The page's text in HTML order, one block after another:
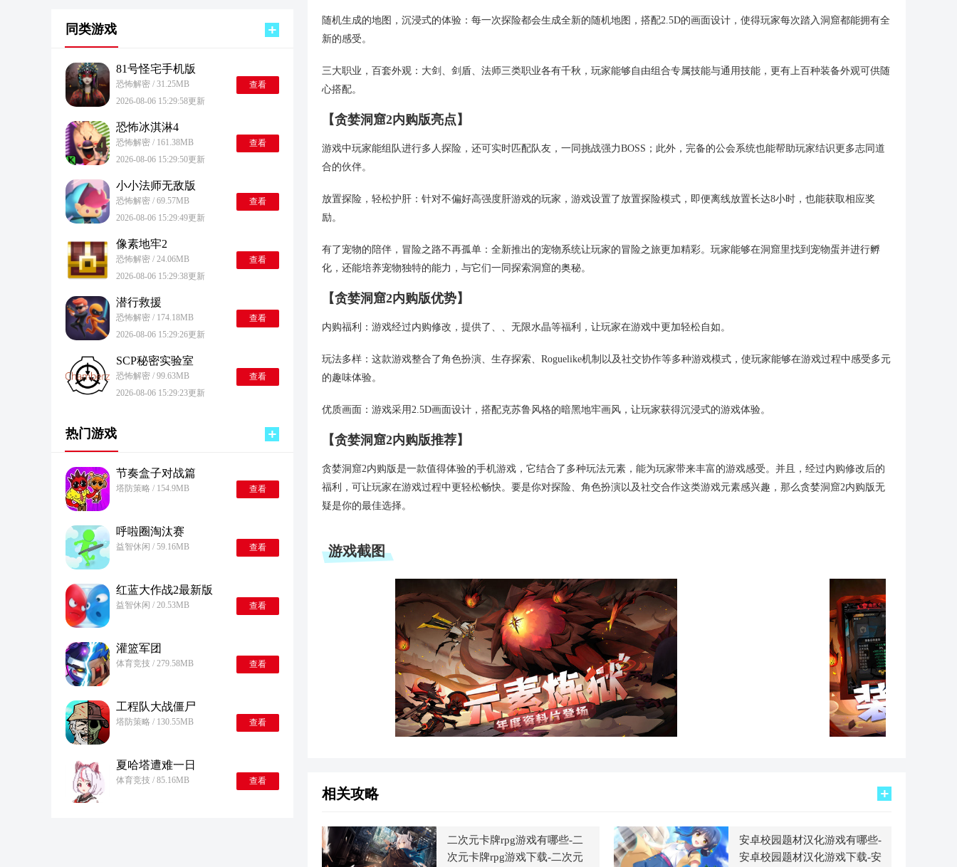
同类游戏
81号怪宅手机版
恐怖解密 / 31.25MB
2026-08-06 15:29:58更新
查看
恐怖冰淇淋4
恐怖解密 / 161.38MB
2026-08-06 15:29:50更新
查看
小小法师无敌版
恐怖解密 / 69.57MB
2026-08-06 15:29:49更新
查看
像素地牢2
恐怖解密 / 24.06MB
2026-08-06 15:29:38更新
查看
潜行救援
恐怖解密 / 174.18MB
2026-08-06 15:29:26更新
查看
SCP秘密实验室
恐怖解密 / 99.63MB
2026-08-06 15:29:23更新
查看
热门游戏
节奏盒子对战篇
塔防策略 / 154.9MB 查看
呼啦圈淘汰赛
益智休闲 / 59.16MB 查看
红蓝大作战2最新版
益智休闲 / 20.53MB 查看
灌篮军团
体育竞技 / 279.58MB 查看
工程队大战僵尸
塔防策略 / 130.55MB 查看
夏哈塔遭难一日
体育竞技 / 85.16MB 查看
随机生成的地图，沉浸式的体验：每一次探险都会生成全新的随机地图，搭配2.5D的画面设计，使得玩家每次踏入洞窟都能拥有全
新的感受。
三大职业，百套外观：大剑、剑盾、法师三类职业各有千秋，玩家能够自由组合专属技能与通用技能，更有上百种装备外观可供随
心搭配。
【贪婪洞窟2内购版亮点】
游戏中玩家能组队进行多人探险，还可实时匹配队友，一同挑战强力BOSS；此外，完备的公会系统也能帮助玩家结识更多志同道
合的伙伴。
放置探险，轻松护肝：针对不偏好高强度肝游戏的玩家，游戏设置了放置探险模式，即便离线放置长达8小时，也能获取相应奖
励。
有了宠物的陪伴，冒险之路不再孤单：全新推出的宠物系统让玩家的冒险之旅更加精彩。玩家能够在洞窟里找到宠物蛋并进行孵
化，还能培养宠物独特的能力，与它们一同探索洞窟的奥秘。
【贪婪洞窟2内购版优势】
内购福利：游戏经过内购修改，提供了、、无限水晶等福利，让玩家在游戏中更加轻松自如。
玩法多样：这款游戏整合了角色扮演、生存探索、Roguelike机制以及社交协作等多种游戏模式，使玩家能够在游戏过程中感受多元
的趣味体验。
优质画面：游戏采用2.5D画面设计，搭配克苏鲁风格的暗黑地牢画风，让玩家获得沉浸式的游戏体验。
【贪婪洞窟2内购版推荐】
贪婪洞窟2内购版是一款值得体验的手机游戏，它结合了多种玩法元素，能为玩家带来丰富的游戏感受。并且，经过内购修改后的
福利，可让玩家在游戏过程中更轻松畅快。要是你对探险、角色扮演以及社交合作这类游戏元素感兴趣，那么贪婪洞窟2内购版无
疑是你的最佳选择。
游戏截图
相关攻略
二次元卡牌rpg游戏有哪些-二
次元卡牌rpg游戏下载-二次元
安卓校园题材汉化游戏有哪些-
安卓校园题材汉化游戏下载-安